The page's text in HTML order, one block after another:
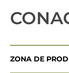
ZONA DE